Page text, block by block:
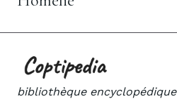
bibliothèque encyclopédique